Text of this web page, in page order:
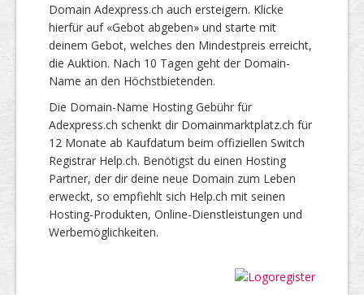
Domain Adexpress.ch auch ersteigern. Klicke
hierfür auf «Gebot abgeben» und starte mit
deinem Gebot, welches den Mindestpreis erreicht,
die Auktion. Nach 10 Tagen geht der Domain-
Name an den Höchstbietenden.
Die Domain-Name Hosting Gebühr für
Adexpress.ch schenkt dir Domainmarktplatz.ch für
12 Monate ab Kaufdatum beim offiziellen Switch
Registrar Help.ch. Benötigst du einen Hosting
Partner, der dir deine neue Domain zum Leben
erweckt, so empfiehlt sich Help.ch mit seinen
Hosting-Produkten, Online-Dienstleistungen und
Werbemöglichkeiten.